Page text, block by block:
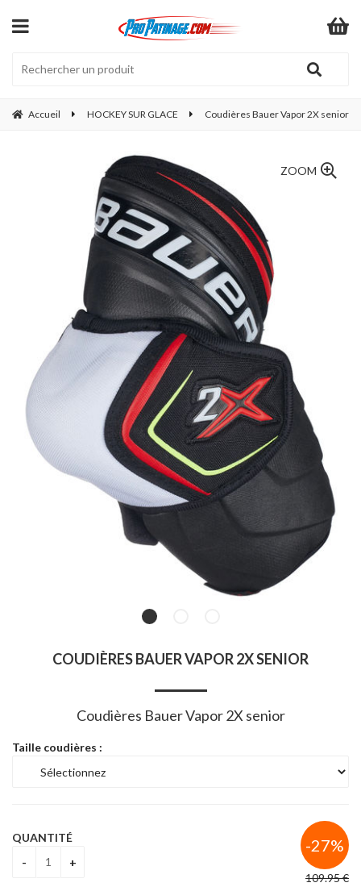
Accueil HOCKEY SUR GLACE Coudières Bauer Vapor 2X senior
ZOOM
COUDIÈRES BAUER VAPOR 2X SENIOR
Coudières Bauer Vapor 2X senior
Taille coudières :
109.95€
QUANTITÉ